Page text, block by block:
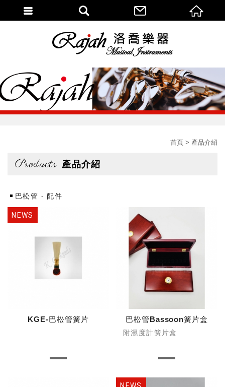
首頁 產品介紹
Products 產品介紹
巴松管 - 配件
KGE-巴松管簧片 巴松管Bassoon簧片盒
附濕度計簧片盒